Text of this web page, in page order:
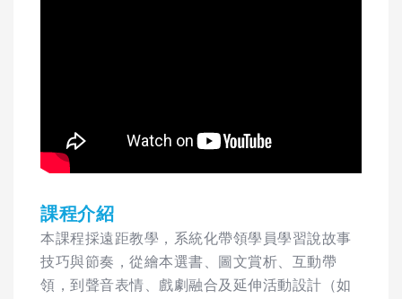
課程介紹
本課程採遠距教學，系統化帶領學員學習說故事
技巧與節奏，從繪本選書、圖文賞析、互動帶
領，到聲音表情、戲劇融合及延伸活動設計（如